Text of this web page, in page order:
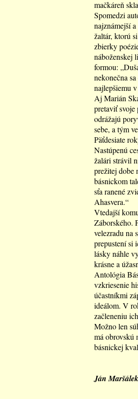
mačkáreň
Spomedzi
najznámejší
žaltár, ktorú
zbierky
náboženskej
formou:
nekonečna
najlepšiemu
Aj Marián
pretaviť svoje
odrážajú
sebe, a tým
Päťdesiate
Nastúpenú
žalári strávil
prežitej dobe
básnickom
sťa ranené
Ahasvera.“
Vtedajší
Záborského.
velezradu na
prepustení si
lásky náhle
krásne a
Antológia
vzkriesenie
účastníkmi
ideálom. V
začleneniu
Možno len
má obrovskú
básnickej
Ján Maršálek